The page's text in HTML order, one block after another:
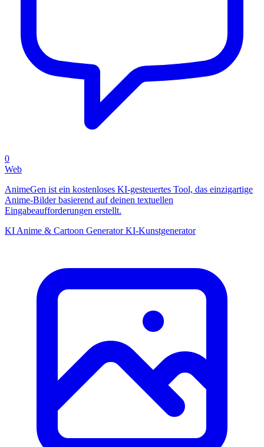
0
Web
AnimeGen ist ein kostenloses KI-gesteuertes Tool, das einzigartige
Anime-Bilder basierend auf deinen textuellen
Eingabeaufforderungen erstellt.
KI Anime & Cartoon GeneratorKI-Kunstgenerator